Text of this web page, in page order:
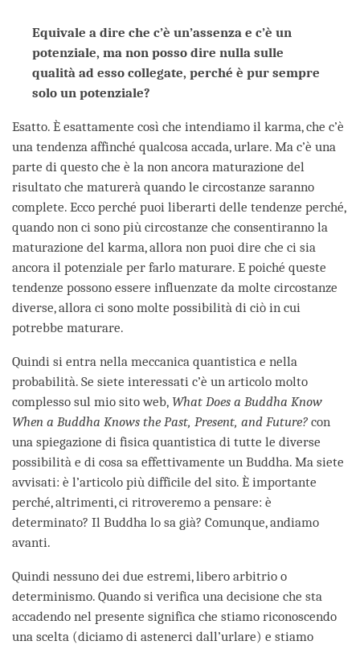
Equivale a dire che c’è un’assenza e c’è un
potenziale, ma non posso dire nulla sulle
qualità ad esso collegate, perché è pur sempre
solo un potenziale?
Esatto. È esattamente così che intendiamo il karma, che c’è
una tendenza affinché qualcosa accada, urlare. Ma c’è una
parte di questo che è la non ancora maturazione del
risultato che maturerà quando le circostanze saranno
complete. Ecco perché puoi liberarti delle tendenze perché,
quando non ci sono più circostanze che consentiranno la
maturazione del karma, allora non puoi dire che ci sia
ancora il potenziale per farlo maturare. E poiché queste
tendenze possono essere influenzate da molte circostanze
diverse, allora ci sono molte possibilità di ciò in cui
potrebbe maturare.
Quindi si entra nella meccanica quantistica e nella
probabilità. Se siete interessati c’è un articolo molto
complesso sul mio sito web, What Does a Buddha Know
When a Buddha Knows the Past, Present, and Future? con
una spiegazione di fisica quantistica di tutte le diverse
possibilità e di cosa sa effettivamente un Buddha. Ma siete
avvisati: è l’articolo più difficile del sito. È importante
perché, altrimenti, ci ritroveremo a pensare: è
determinato? Il Buddha lo sa già? Comunque, andiamo
avanti.
Quindi nessuno dei due estremi, libero arbitrio o
determinismo. Quando si verifica una decisione che sta
accadendo nel presente significa che stiamo riconoscendo
una scelta (diciamo di astenerci dall’urlare) e stiamo